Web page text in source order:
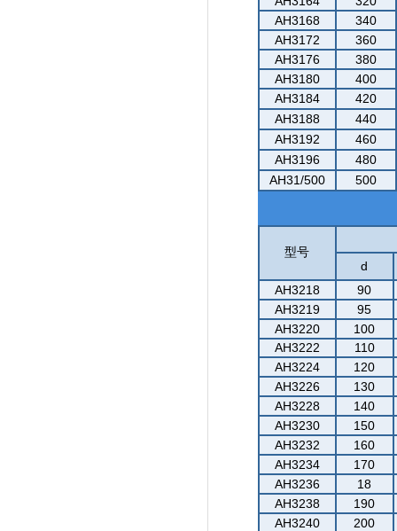
AH3168
340
AH3172
360
AH3176
380
AH3180
400
AH3184
420
AH3188
440
AH3192
460
AH3196
480
AH31/500
500
型号
d
AH3218
90
AH3219
95
AH3220
100
AH3222
110
AH3224
120
AH3226
130
AH3228
140
AH3230
150
AH3232
160
AH3234
170
AH3236
18
AH3238
190
AH3240
200